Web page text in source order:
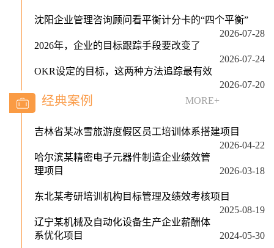
沈阳企业管理咨询顾问看平衡计分卡的“四个平衡”
2026-07-28
2026年，企业的目标跟踪手段要改变了
2026-07-24
OKR设定的目标，这两种方法追踪最有效
2026-07-20
经典案例 MORE+
吉林省某冰雪旅游度假区员工培训体系搭建项目
2026-04-22
哈尔滨某精密电子元器件制造企业绩效管
理项目
2026-03-18
东北某考研培训机构目标管理及绩效考核项目
2025-08-19
辽宁某机械及自动化设备生产企业薪酬体
系优化项目
2024-05-30